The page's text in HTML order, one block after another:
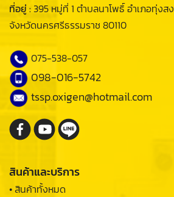
ที่อยู่ :395 หมู่ที่ 1 ตำบลนาโพธิ์ อำเภอทุ่งสง
จังหวัดนครศรีธรรมราช 80110
075-538-057
098-016-5742
tssp.oxigen@hotmail.com
สินค้าและบริการ
• สินค้าทั้งหมด